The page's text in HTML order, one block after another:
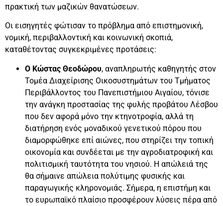
πρακτική των μαζικών θανατώσεων.
Οι εισηγητές φώτισαν το πρόβλημα από επιστημονική,
νομική, περιβαλλοντική και κοινωνική σκοπιά,
καταθέτοντας συγκεκριμένες προτάσεις:
Ο Κώστας Θεοδώρου, αναπληρωτής καθηγητής στον
Τομέα Διαχείρισης Οικοσυστημάτων του Τμήματος
Περιβάλλοντος του Πανεπιστήμιου Αιγαίου, τόνισε
την ανάγκη προστασίας της φυλής προβάτου Λέσβου
που δεν αφορά μόνο την κτηνοτροφία, αλλά τη
διατήρηση ενός μοναδικού γενετικού πόρου που
διαμορφώθηκε επί αιώνες, που στηρίζει την τοπική
οικονομία και συνδέεται με την αγροδιατροφική και
πολιτισμική ταυτότητα του νησιού. Η απώλειά της
θα σήμαινε απώλεια πολύτιμης φυσικής και
παραγωγικής κληρονομιάς. Σήμερα, η επιστήμη και
το ευρωπαϊκό πλαίσιο προσφέρουν λύσεις πέρα από